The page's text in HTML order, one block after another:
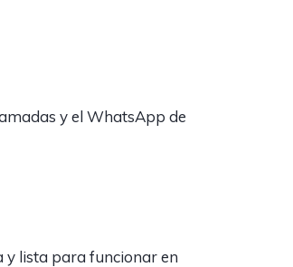
y el WhatsApp de
y lista para funcionar en